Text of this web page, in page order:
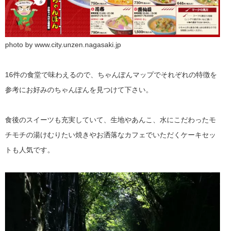
photo by www.city.unzen.nagasaki.jp
16件の食堂で味わえるので、ちゃんぽんマップでそれぞれの特徴を
参考にお好みのちゃんぽんを見つけて下さい。
食後のスイーツも充実していて、生地やあんこ、水にこだわったモ
チモチの湯けむりたい焼きやお洒落なカフェでいただくケーキセッ
トも人気です。